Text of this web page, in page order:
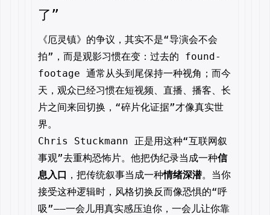
了”
《厄灵镇》的争议，其实不是“导演会不会
拍”，而是观影习惯在变：过去的 found-
footage 通常从头到尾保持一种视角；而今
天，观众已经习惯在短视频、直播、播客、长
片之间来回切换，“碎片化证据”才像真实世
界。
Chris Stuckmann 正是用这种“互联网叙
事观”去重构恐怖片。他把伪纪录当成一种信
息入口 ，把传统叙事当成一种情绪深潜。当你
接受这种逻辑时，风格切换反而像恐惧的“呼
吸”——一会儿用真实感压迫你，一会儿让你靠